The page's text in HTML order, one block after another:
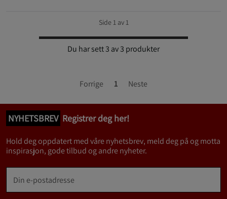
Side 1 av 1
Du har sett 3 av 3 produkter
Forrige 1 Neste
NYHETSBREV Registrer deg her!
Hold deg oppdatert med våre nyhetsbrev, meld deg på og motta
inspirasjon, gode tilbud og andre nyheter.